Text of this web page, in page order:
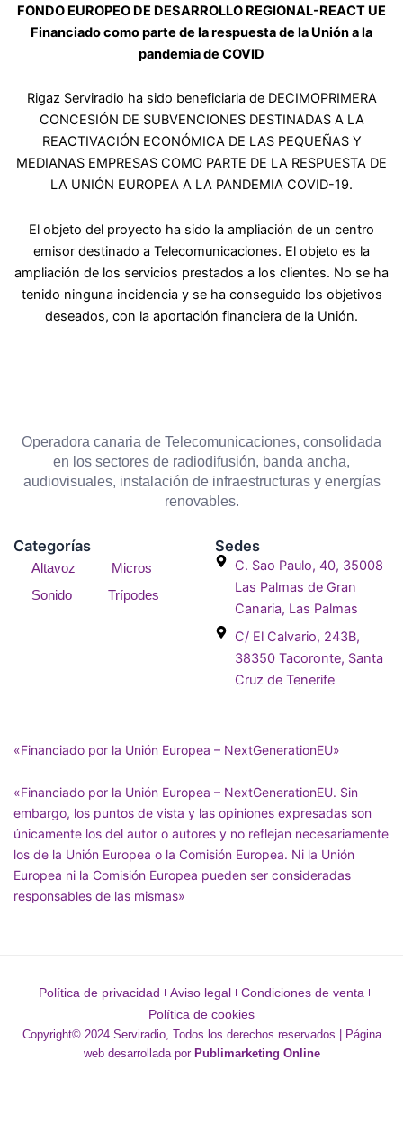
FONDO EUROPEO DE DESARROLLO REGIONAL-REACT UE
Financiado como parte de la respuesta de la Unión a la
pandemia de COVID
Rigaz Serviradio ha sido beneficiaria de DECIMOPRIMERA
CONCESIÓN DE SUBVENCIONES DESTINADAS A LA
REACTIVACIÓN ECONÓMICA DE LAS PEQUEÑAS Y
MEDIANAS EMPRESAS COMO PARTE DE LA RESPUESTA DE
LA UNIÓN EUROPEA A LA PANDEMIA COVID-19.
El objeto del proyecto ha sido la ampliación de un centro
emisor destinado a Telecomunicaciones. El objeto es la
ampliación de los servicios prestados a los clientes. No se ha
tenido ninguna incidencia y se ha conseguido los objetivos
deseados, con la aportación financiera de la Unión.
Operadora canaria de Telecomunicaciones, consolidada
en los sectores de radiodifusión, banda ancha,
audiovisuales, instalación de infraestructuras y energías
renovables.
Categorías
Altavoz
Micros
Sonido
Trípodes
Sedes
C. Sao Paulo, 40, 35008
Las Palmas de Gran
Canaria, Las Palmas
C/ El Calvario, 243B,
38350 Tacoronte, Santa
Cruz de Tenerife
«Financiado por la Unión Europea – NextGenerationEU»
«Financiado por la Unión Europea – NextGenerationEU. Sin
embargo, los puntos de vista y las opiniones expresadas son
únicamente los del autor o autores y no reflejan necesariamente
los de la Unión Europea o la Comisión Europea. Ni la Unión
Europea ni la Comisión Europea pueden ser consideradas
responsables de las mismas»
Política de privacidad Aviso legal
Condiciones de venta
Política de cookies
Copyright© 2024 Serviradio, Todos los derechos reservados | Página
web desarrollada por Publimarketing Online